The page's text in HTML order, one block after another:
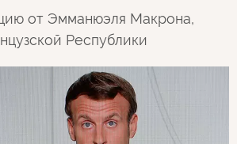
от Эмманюэля Макрона,
Республики